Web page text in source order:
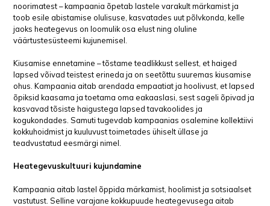
noorimatest – kampaania õpetab lastele varakult märkamist ja
toob esile abistamise olulisuse, kasvatades uut põlvkonda, kelle
jaoks heategevus on loomulik osa elust ning oluline
väärtustesüsteemi kujunemisel.
Kiusamise ennetamine – tõstame teadlikkust sellest, et haiged
lapsed võivad teistest erineda ja on seetõttu suuremas kiusamise
ohus. Kampaania aitab arendada empaatiat ja hoolivust, et lapsed
õpiksid kaasama ja toetama oma eakaaslasi, sest sageli õpivad ja
kasvavad tõsiste haigustega lapsed tavakoolides ja
kogukondades. Samuti tugevdab kampaanias osalemine kollektiivi
kokkuhoidmist ja kuuluvust toimetades ühiselt üllase ja
teadvustatud eesmärgi nimel.
Heategevuskultuuri kujundamine
Kampaania aitab lastel õppida märkamist, hoolimist ja sotsiaalset
vastutust. Selline varajane kokkupuude heategevusega aitab